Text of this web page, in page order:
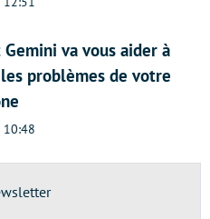
Gemini va vous aider à
problèmes de votre